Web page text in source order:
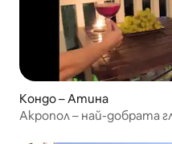
Кондо – Атина
Акропол – най-добрата